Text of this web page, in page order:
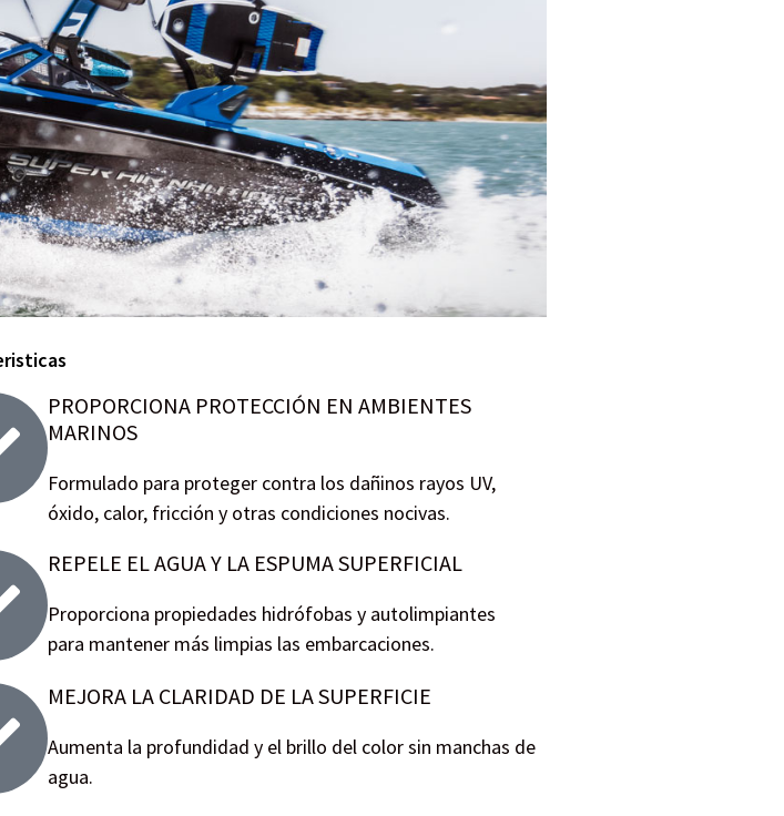
PROPORCIONA PROTECCIÓN EN AMBIENTES
MARINOS
Formulado para proteger contra los dañinos rayos UV,
óxido, calor, fricción y otras condiciones nocivas.
REPELE EL AGUA Y LA ESPUMA SUPERFICIAL
Proporciona propiedades hidrófobas y autolimpiantes
para mantener más limpias las embarcaciones.
MEJORA LA CLARIDAD DE LA SUPERFICIE
Aumenta la profundidad y el brillo del color sin manchas de
agua.